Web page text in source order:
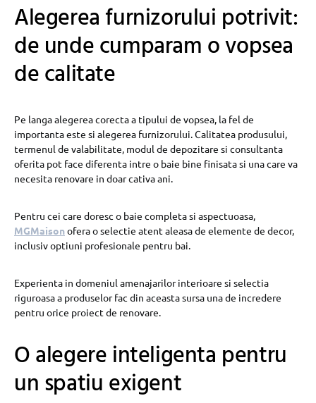
Alegerea furnizorului potrivit:
de unde cumparam o vopsea
de calitate
Pe langa alegerea corecta a tipului de vopsea, la fel de
importanta este si alegerea furnizorului. Calitatea produsului,
termenul de valabilitate, modul de depozitare si consultanta
oferita pot face diferenta intre o baie bine finisata si una care va
necesita renovare in doar cativa ani.
Pentru cei care doresc o baie completa si aspectuoasa,
MGMaisonofera o selectie atent aleasa de elemente de decor,
inclusiv optiuni profesionale pentru bai.
Experienta in domeniul amenajarilor interioare si selectia
riguroasa a produselor fac din aceasta sursa una de incredere
pentru orice proiect de renovare.
O alegere inteligenta pentru
un spatiu exigent